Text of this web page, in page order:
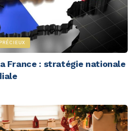
France : stratégie nationale